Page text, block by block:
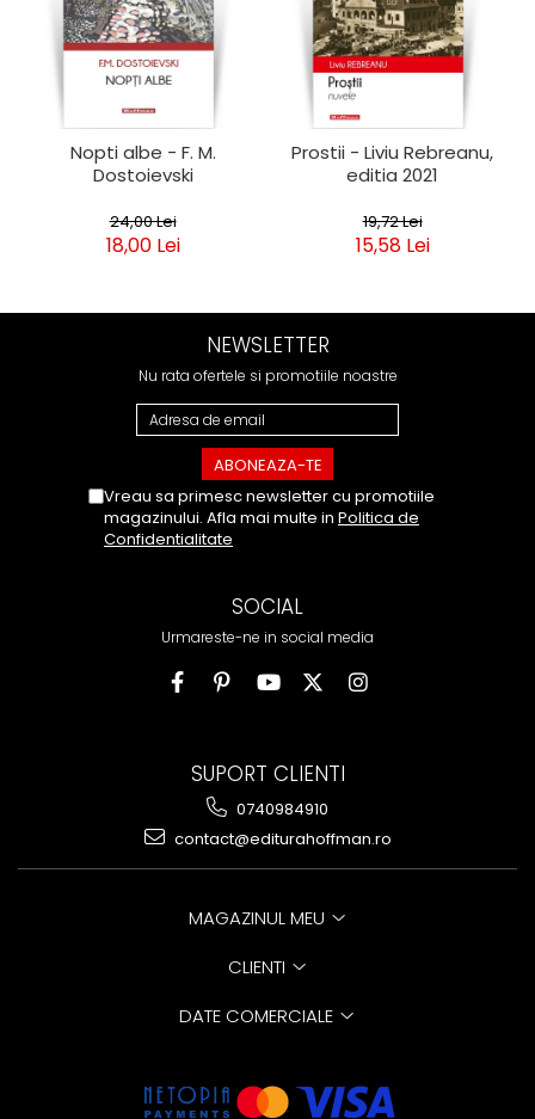
Nopti albe - F. M.
Dostoievski
24,00 Lei
18,00 Lei
Prostii - Liviu Rebreanu,
editia 2021
19,72 Lei
15,58 Lei
NEWSLETTER
Nu rata ofertele si promotiile noastre
Vreau sa primesc newsletter cu promotiile
magazinului. Afla mai multe in Politica de
Confidentialitate
SOCIAL
Urmareste-ne in social media
SUPORT CLIENTI
0740984910
contact@editurahoffman.ro
MAGAZINUL MEU
CLIENTI
DATE COMERCIALE